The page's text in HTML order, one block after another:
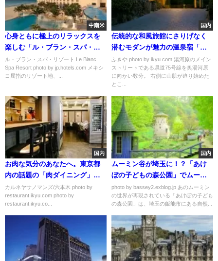
中南米
心身ともに極上のリラックスを
楽しむ「ル・ブラン・スパ・リ
ゾート」
ル・ブラン・スパ・リゾート Le Blanc
Spa Resort photo by jp.hotels.com メキシ
コ屈指のリゾート地、...
国内
伝統的な和風旅館にさりげなく
潜むモダンが魅力の温泉宿「ふ
きや」
ふきや photo by ikyu.com 湯河原のメイン
ストリートである県道75号線を奥湯河原
に向かい数分。 右側に山肌が迫り始めた
とこ...
国内
お肉な気分のあなたへ。東京都
内の話題の「肉ダイニング」お
すすめ６選
カルネヤサノマンズ/六本木 photo by
restaurant.ikyu.com photo by
restaurant.ikyu.co...
国内
ムーミン谷が埼玉に！？「あけ
ぼの子どもの森公園」でムーミ
ンの世界を満喫しよう♪
photo by bassey2.exblog.jp あのムーミン
の世界が再現されている「あけぼの子ども
の森公園」は、埼玉の飯能市にある自然...